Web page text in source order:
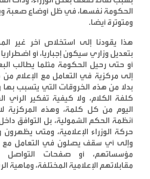
الحكومة نفسها، في ظل أوضاع صعبة
ومتوترة أيضا.
هذا يقودنا إلى استخلاص آخر غير
بتعديل وزاري سيكون إجباريا، أو
أو حتى رحيل الحكومة مثلما يطالب
إلى مركزية في التعامل مع الإعلام
بدلا من هذه الخروقات التي يتسبب بها
كلفة الكلام، ولا كيفية تفكير الرأي
اليوم من كل كلمة، وهذه المركزية
أنظمة الحكم الشمولية، بل التوافق
حركة الوزراء الإعلامية، ومتى
وإلى أي سقف يصلون في التعامل مع
مؤسساتهم، أو صفحات التواصل
مقابلاتهم الإعلامية المختلفة، وماهية